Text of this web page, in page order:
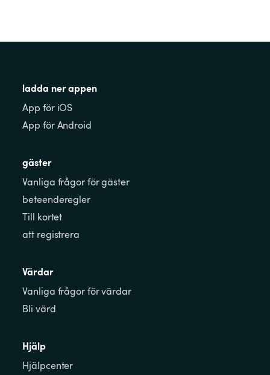
ladda ner appen
App för iOS
App för Android
gäster
Vanliga frågor för gäster
beteenderegler
Till kortet
att registrera
Värdar
Vanliga frågor för värdar
Bli värd
Hjälp
Hjälpcenter